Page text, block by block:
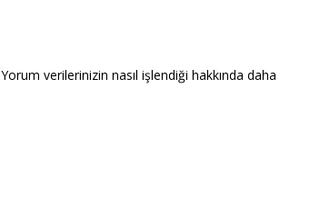
Yorum verilerinizin nasıl işlendiği hakkında daha